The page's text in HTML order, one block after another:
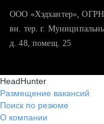
ООО «Хэдхантер», ОГРН
вн. тер. г.
д. 48, помещ. 25
HeadHunter
Размещение вакансий
Поиск по резюме
О компании